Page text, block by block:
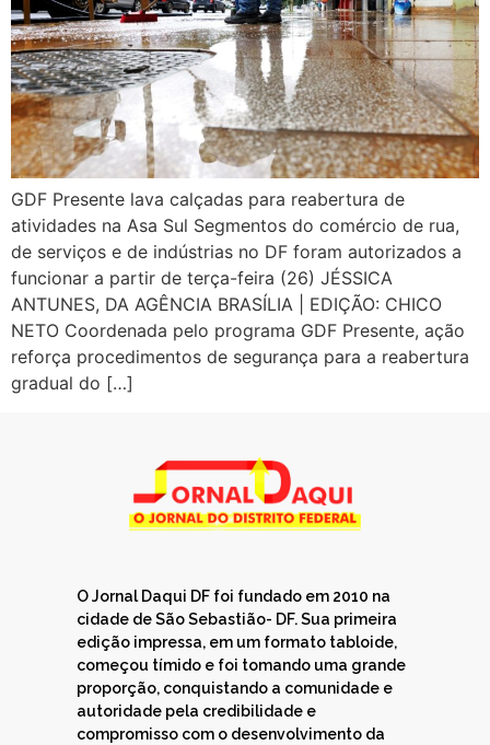
GDF Presente lava calçadas para reabertura de
atividades na Asa Sul Segmentos do comércio de rua,
de serviços e de indústrias no DF foram autorizados a
funcionar a partir de terça-feira (26) JÉSSICA
ANTUNES, DA AGÊNCIA BRASÍLIA | EDIÇÃO: CHICO
NETO Coordenada pelo programa GDF Presente, ação
reforça procedimentos de segurança para a reabertura
gradual do […]
O Jornal Daqui DF foi fundado em 2010 na
cidade de São Sebastião- DF. Sua primeira
edição impressa, em um formato tabloide,
começou tímido e foi tomando uma grande
proporção, conquistando a comunidade e
autoridade pela credibilidade e
compromisso com o desenvolvimento da